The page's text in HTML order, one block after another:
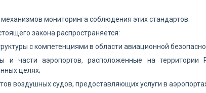
мониторинга соблюдения этих стандартов.
закона распространяется:
с компетенциями в области авиационной
и части аэропортов, расположенные на территории
целях;
воздушных судов, предоставляющих услуги в